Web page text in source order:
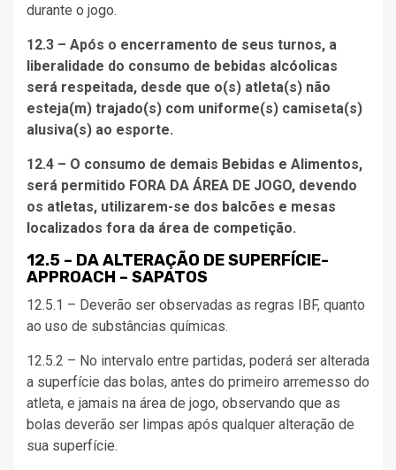
durante o jogo.
12.3 – Após o encerramento de seus turnos, a
liberalidade do consumo de bebidas alcóolicas
será respeitada, desde que o(s) atleta(s) não
esteja(m) trajado(s) com uniforme(s) camiseta(s)
alusiva(s) ao esporte.
12.4 – O consumo de demais Bebidas e Alimentos,
será permitido FORA DA ÁREA DE JOGO, devendo
os atletas, utilizarem-se dos balcões e mesas
localizados fora da área de competição.
12.5 – DA ALTERAÇÃO DE SUPERFÍCIE-
APPROACH – SAPATOS
12.5.1 – Deverão ser observadas as regras IBF, quanto
ao uso de substâncias químicas.
12.5.2 – No intervalo entre partidas, poderá ser alterada
a superfície das bolas, antes do primeiro arremesso do
atleta, e jamais na área de jogo, observando que as
bolas deverão ser limpas após qualquer alteração de
sua superfície.